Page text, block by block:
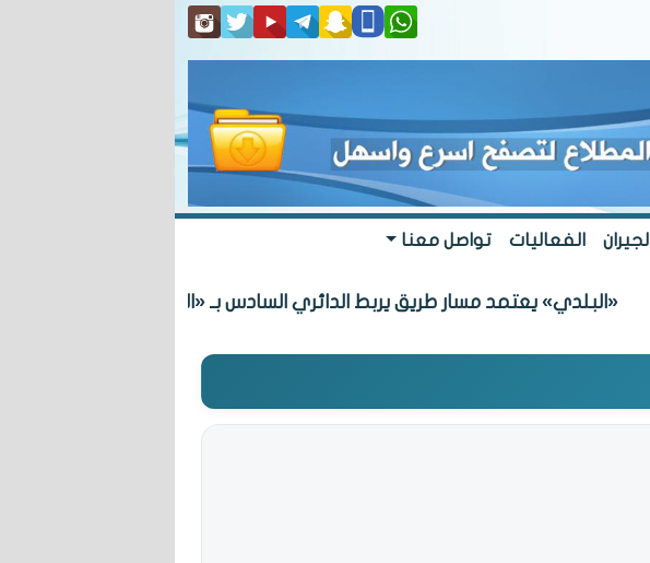
الجيران الفعاليات تواصل معنا
«البلدي» يعتمد مسار طريق يربط الدائري السادس بـ «المطلاع» السكنية